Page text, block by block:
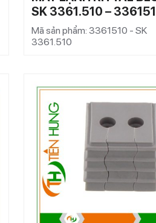
SK 3361.510 –
Mã sản phẩm: 3361510 - SK
3361.510